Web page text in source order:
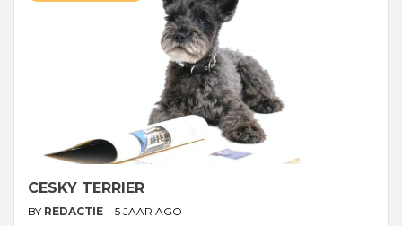
CESKY TERRIER
BY REDACTIE 5 JAAR AGO